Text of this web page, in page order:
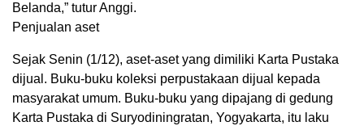
Belanda,” tutur Anggi.
Penjualan aset
Sejak Senin (1/12), aset-aset yang dimiliki Karta Pustaka
dijual. Buku-buku koleksi perpustakaan dijual kepada
masyarakat umum. Buku-buku yang dipajang di gedung
Karta Pustaka di Suryodiningratan, Yogyakarta, itu laku